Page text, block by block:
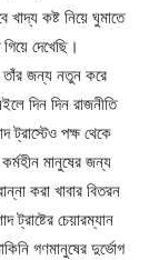
কষ্ট নিয়ে ঘুমাতে
দেখেছি।
তাঁর জন্য নতুন করে
দিন দিন রাজনীতি
ট্রাস্টেও পক্ষ থেকে
মানুষের জন্য
করা খাবার বিতরন
ট্রাষ্টের চেয়ারম্যান
গণমানুষের দুর্ভোগ